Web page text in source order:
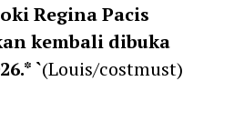
Regina Pacis
kembali dibuka
`(Louis/costmust)